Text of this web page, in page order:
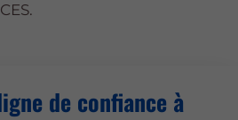
de confiance à